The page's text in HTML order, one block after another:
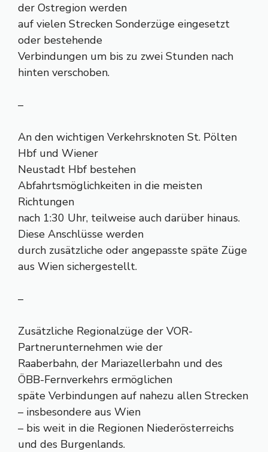
der Ostregion werden
auf vielen Strecken Sonderzüge eingesetzt
oder bestehende
Verbindungen um bis zu zwei Stunden nach
hinten verschoben.
–
An den wichtigen Verkehrsknoten St. Pölten
Hbf und Wiener
Neustadt Hbf bestehen
Abfahrtsmöglichkeiten in die meisten
Richtungen
nach 1:30 Uhr, teilweise auch darüber hinaus.
Diese Anschlüsse werden
durch zusätzliche oder angepasste späte Züge
aus Wien sichergestellt.
–
Zusätzliche Regionalzüge der VOR-
Partnerunternehmen wie der
Raaberbahn, der Mariazellerbahn und des
ÖBB-Fernverkehrs ermöglichen
späte Verbindungen auf nahezu allen Strecken
– insbesondere aus Wien
– bis weit in die Regionen Niederösterreichs
und des Burgenlands.